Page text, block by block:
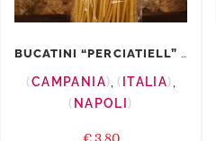
BUCATINI “PERCIATIELL” ...
CAMPANIA
ITALIA
NAPOLI
€ 3,80